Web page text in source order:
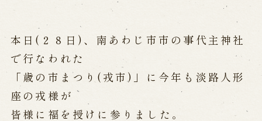
公演情報
公演カレンダー
開催中の公演
近日開催の公演
本日(２８日)、南あわじ市市の事代主神社
で行なわれた
「歳の市まつり(戎市)」に今年も淡路人形
座の戎様が
皆様に福を授けに参りました。